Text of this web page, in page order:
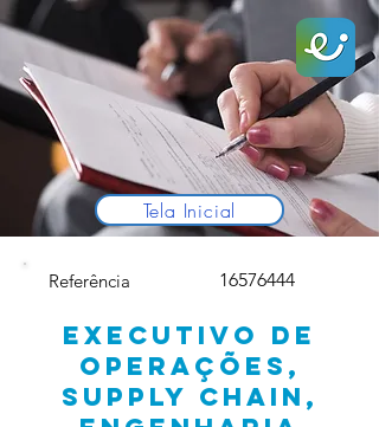
Tela Inicial
Referência 16576444
EXECUTIVO DE
OPERAÇÕES,
SUPPLY CHAIN,